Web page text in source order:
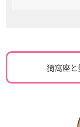
猗窩座と